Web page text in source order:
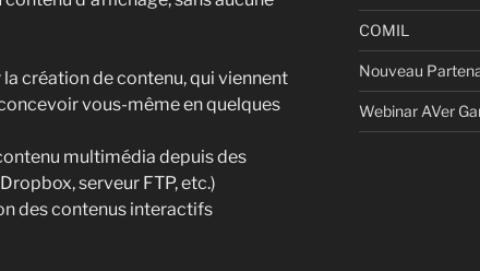
création de contenu, qui viennent
vous-même en quelques
multimédia depuis des
serveur FTP, etc.)
des contenus interactifs
COMIL
Nouveau
Webinar AVer